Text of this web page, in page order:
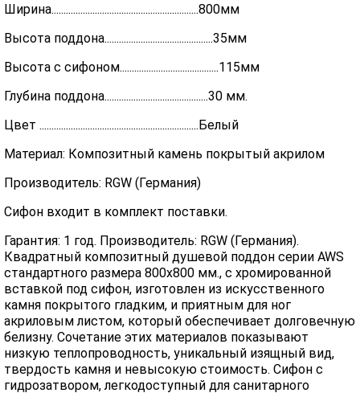
Ширина.............................................................800мм
Высота поддона.............................................35мм
Высота с сифоном.........................................115мм
Глубина поддона...........................................30 мм.
Цвет ..................................................................Белый
Материал: Композитный камень покрытый акрилом
Производитель: RGW (Германия)
Сифон входит в комплект поставки.
Гарантия: 1 год. Производитель: RGW (Германия).
Квадратный композитный душевой поддон серии AWS
стандартного размера 800х800 мм., с хромированной
вставкой под сифон, изготовлен из искусственного
камня покрытого гладким, и приятным для ног
акриловым листом, который обеспечивает долговечную
белизну. Сочетание этих материалов показывают
низкую теплопроводность, уникальный изящный вид,
твердость камня и невысокую стоимость. Сифон с
гидрозатвором, легкодоступный для санитарного